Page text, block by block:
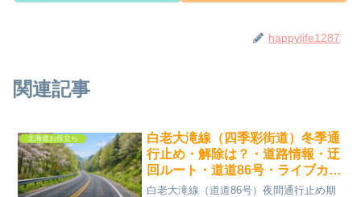
happylife1287
関連記事
北海道お役立ち
白老大滝線（四季彩街道）冬季通
行止め・解除は？・道路情報・迂
回ルート・道道86号・ライブカメ
ラ情報
白老大滝線（道道86号）夜間通行止め期